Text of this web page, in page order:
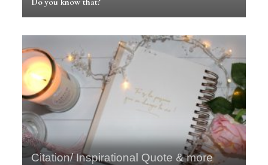
Citation/ Inspirational Quote & more